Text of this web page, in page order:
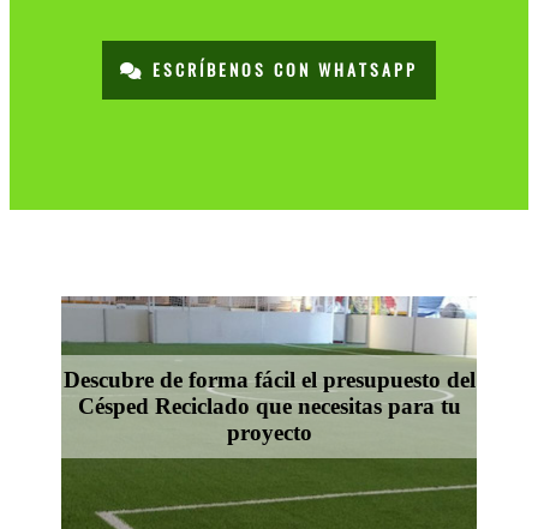
ESCRÍBENOS CON WHATSAPP
Descubre de forma fácil el presupuesto del
Césped Reciclado que necesitas para tu
proyecto